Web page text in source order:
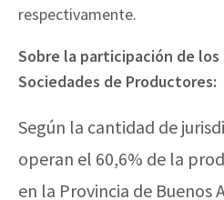
respectivamente.
Sobre la participación de
Sociedades de Productores:
Según la cantidad de
operan el 60,6% de la
en la Provincia de Buenos